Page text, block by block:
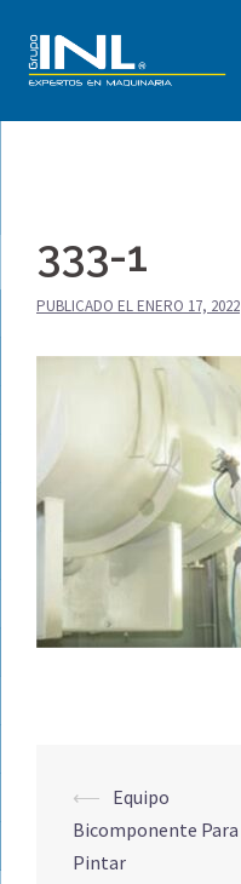
contenido333-1
PUBLICADO EL ENERO 17, 2022
Navegación
de
entradas
⟵ Equipo
Bicomponente Para
Pintar